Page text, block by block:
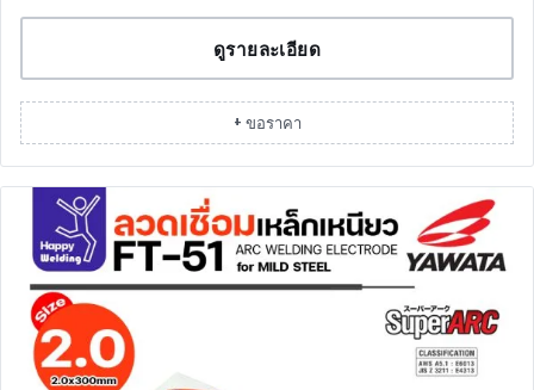
ดูรายละเอียด
+ ขอราคา